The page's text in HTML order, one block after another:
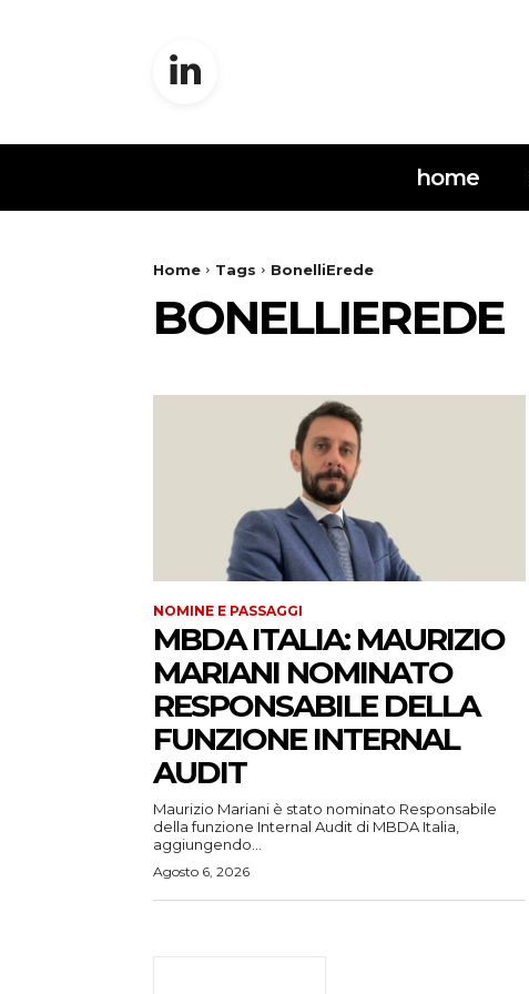
home
Home Tags BonelliErede
BONELLIEREDE
NOMINE E PASSAGGI
MBDA ITALIA: MAURIZIO
MARIANI NOMINATO
RESPONSABILE DELLA
FUNZIONE INTERNAL
AUDIT
Maurizio Mariani è stato nominato Responsabile
della funzione Internal Audit di MBDA Italia,
aggiungendo...
Agosto 6, 2026